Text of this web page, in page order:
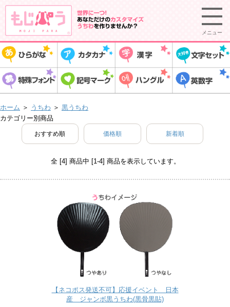
メニュー
ホーム ＞ うちわ ＞ 黒うちわ
カテゴリー別商品
おすすめ順 価格順 新着順
全 [4] 商品中 [1-4] 商品を表示しています。
【ネコポス発送不可】応援イベント 日本
産 ジャンボ黒うちわ(黒骨黒貼)